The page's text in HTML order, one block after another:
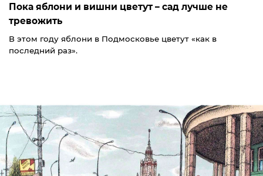
Пока яблони и вишни цветут – сад лучше не
тревожить
В этом году яблони в Подмосковье цветут «как в
последний раз».